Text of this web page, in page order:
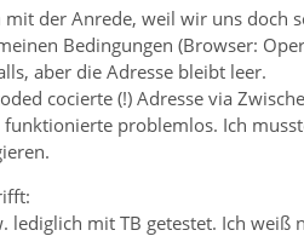
mit der Anrede, weil wir uns doch
Bedingungen (Browser:
aber die Adresse bleibt leer.
cocierte (!) Adresse via
problemlos. Ich
lediglich mit TB getestet. Ich